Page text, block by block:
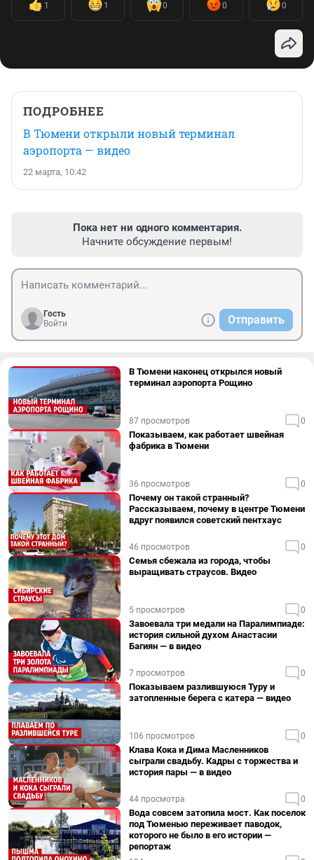
1 1 0 0 0
ПОДРОБНЕЕ
В Тюмени открыли новый терминал
аэропорта — видео
22 марта, 10:42
Пока нет ни одного комментария.
Начните обсуждение первым!
Гость
Войти
Отправить
В Тюмени наконец открылся новый
терминал аэропорта Рощино
87 просмотров 0
Показываем, как работает швейная
фабрика в Тюмени
36 просмотров 0
Почему он такой странный?
Рассказываем, почему в центре Тюмени
вдруг появился советский пентхаус
46 просмотров 0
Семья сбежала из города, чтобы
выращивать страусов. Видео
5 просмотров 0
Завоевала три медали на Паралимпиаде:
история сильной духом Анастасии
Багиян — в видео
7 просмотров 0
Показываем разлившуюся Туру и
затопленные берега с катера — видео
106 просмотров 0
Клава Кока и Дима Масленников
сыграли свадьбу. Кадры с торжества и
история пары — в видео
44 просмотра 0
Вода совсем затопила мост. Как поселок
под Тюменью переживает паводок,
которого не было в его истории —
репортаж